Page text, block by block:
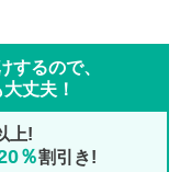
するので、
丈夫！
上!
％割引き!